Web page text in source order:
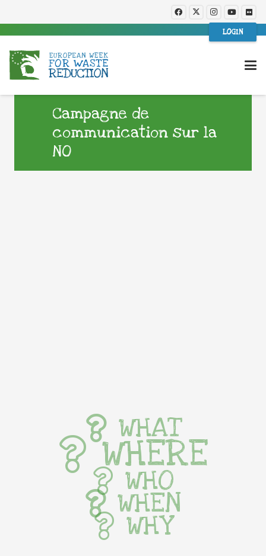
LOGIN
Campagne de
communication sur la
NO
WHAT
WHERE
WHO
WHEN
WHY